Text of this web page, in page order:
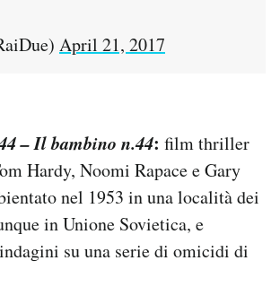
April 21, 2017
– Il bambino n.44: film thriller
Hardy, Noomi Rapace e Gary
nel 1953 in una località dei
in Unione Sovietica, e
su una serie di omicidi di